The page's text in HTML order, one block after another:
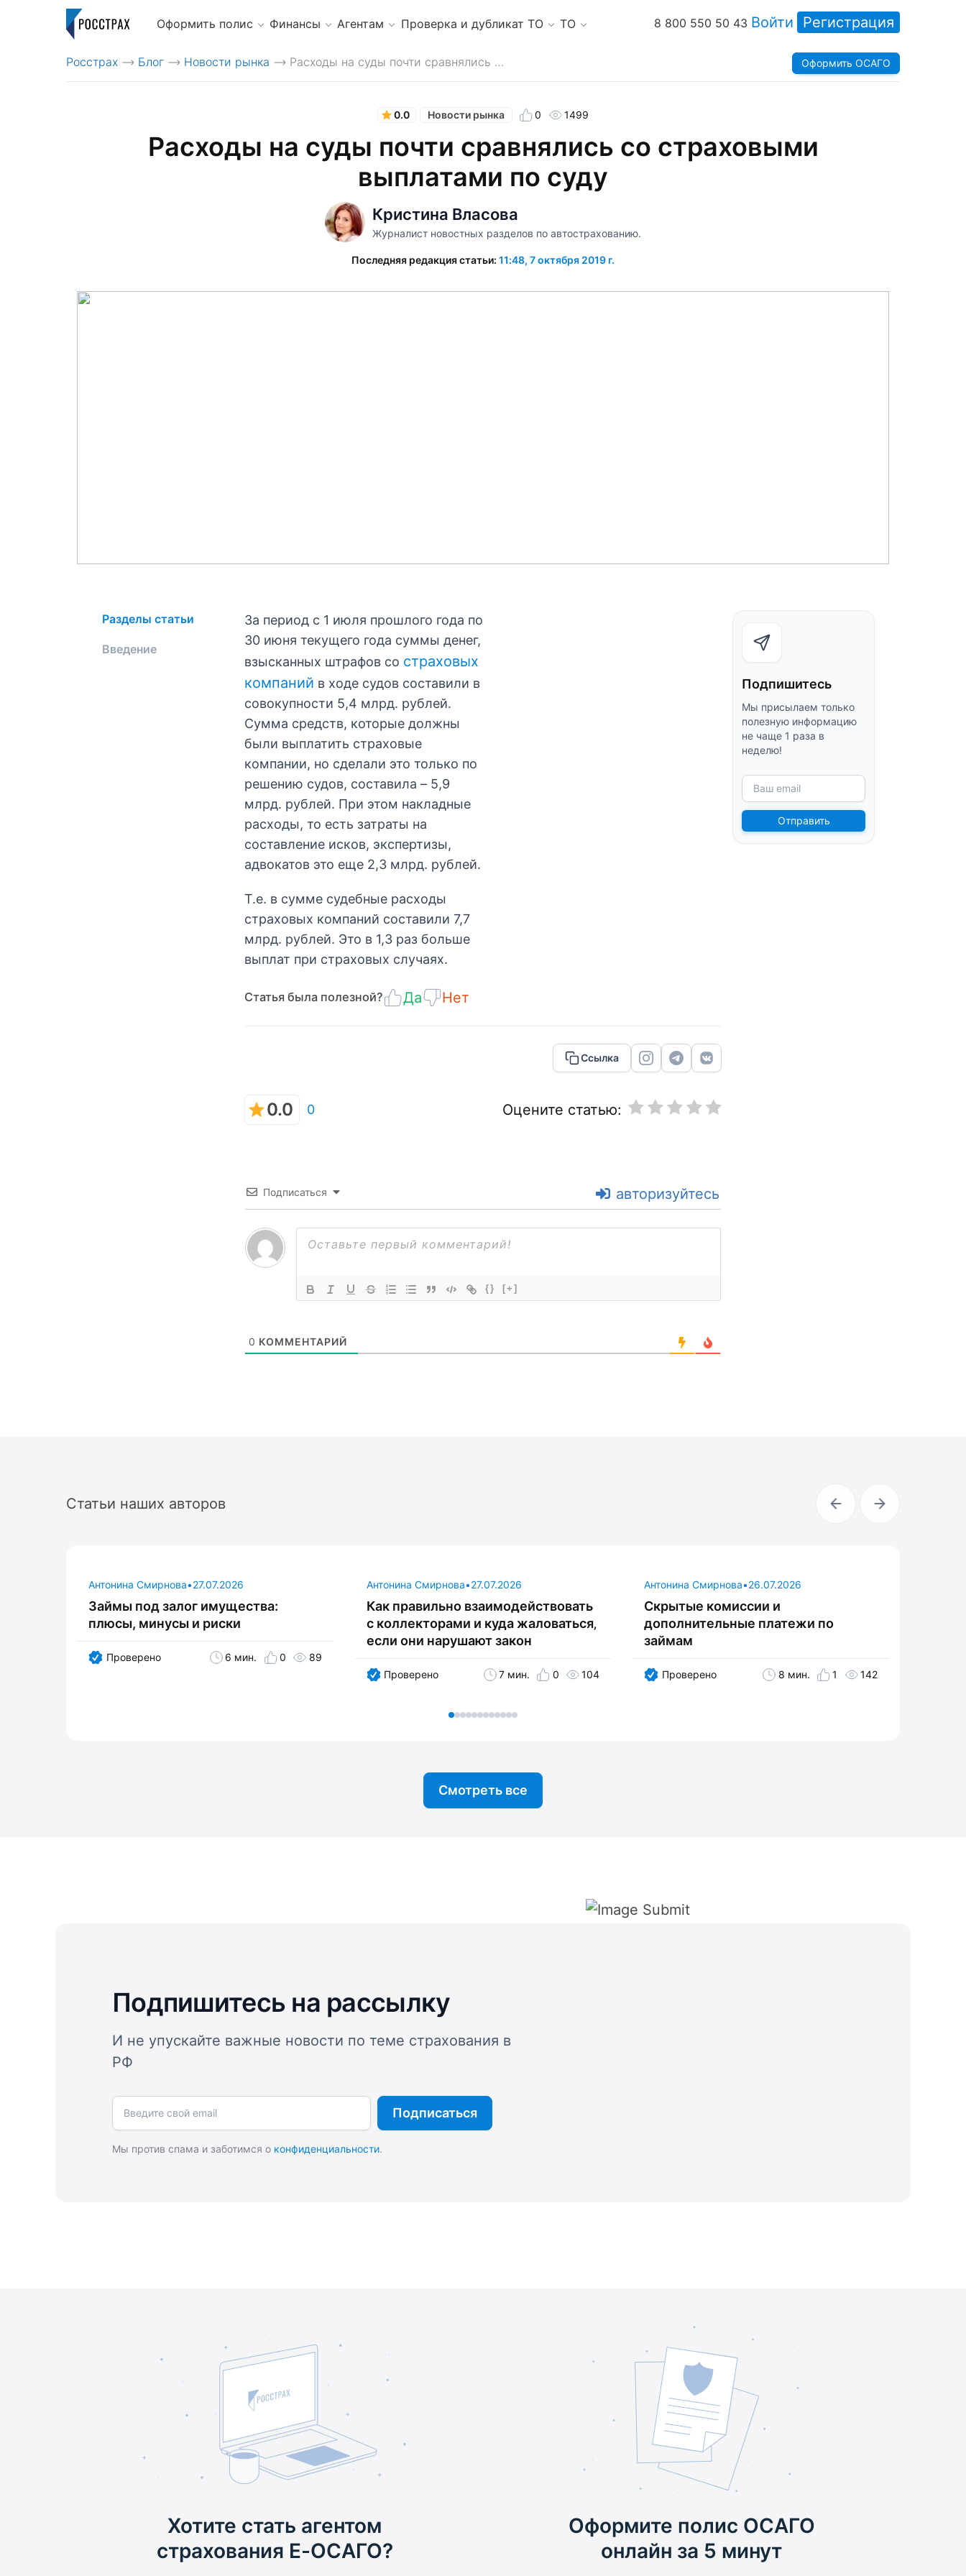
Оформить полис Финансы Агентам Проверка и дубликат ТО ТО 8 800 550 50 43 Войти Регистрация
Росстрах > Блог > Новости рынка > Расходы на суды почти сравнялись со страховыми выплатами по суду Оформить ОСАГО
0.0 Новости рынка 0 1499
Расходы на суды почти сравнялись со страховыми
выплатами по суду
Кристина Власова
Журналист новостных разделов по автострахованию.
Последняя редакция статьи: 11:48, 7 октября 2019 г.
Разделы статьи
Введение
За период с 1 июля прошлого года по
30 июня текущего года суммы денег,
взысканных штрафов со страховых
компаний в ходе судов составили в
совокупности 5,4 млрд. рублей.
Сумма средств, которые должны
были выплатить страховые
компании, но сделали это только по
решению судов, составила – 5,9
млрд. рублей. При этом накладные
расходы, то есть затраты на
составление исков, экспертизы,
адвокатов это еще 2,3 млрд. рублей.
Т.е. в сумме судебные расходы
страховых компаний составили 7,7
млрд. рублей. Это в 1,3 раз больше
выплат при страховых случаях.
Статья была полезной? Да Нет
Ссылка
0.0 0 Оцените статью:
Подписаться авторизуйтесь
{} [+]
0 КОММЕНТАРИЙ
Подпишитесь
Мы присылаем только
полезную информацию
не чаще 1 раза в
неделю!
Ваш email
Отправить
Статьи наших авторов
Антонина Смирнова•27.07.2026
Займы под залог имущества:
плюсы, минусы и риски
Проверено 6 мин. 0 89
Антонина Смирнова•27.07.2026
Как правильно взаимодействовать
с коллекторами и куда жаловаться‚
если они нарушают закон
Проверено 7 мин. 0 104
Антонина Смирнова•26.07.2026
Скрытые комиссии и
дополнительные платежи по
займам
Проверено 8 мин. 1 142
Смотреть все
Подпишитесь на рассылку
И не упускайте важные новости по теме страхования в
РФ
Введите свой email Подписаться
Мы против спама и заботимся о конфиденциальности.
Хотите стать агентом
страхования Е-ОСАГО?
Оформите полис ОСАГО
онлайн за 5 минут